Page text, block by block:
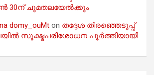
30ന് ചുമതലയേൽക്കും
domy_ouMt on തദ്ദേശ തിരഞ്ഞെടുപ്പ്
സൂക്ഷ്മപരിശോധന പൂർത്തിയായി